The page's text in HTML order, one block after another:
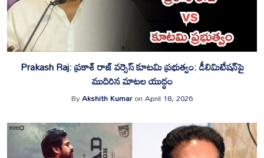
Prakash Raj: ప్రకాశ్ రాజ్ వర్సెస్ కూటమి ప్రభుత్వం: డీలిమిటేషన్‌పై
ముదిరిన మాటల యుద్ధం
ByAkshith KumaronApril 18, 2026